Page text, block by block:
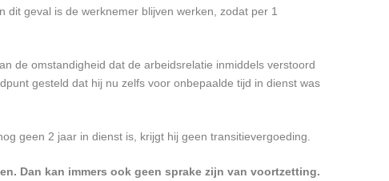
geval is de werknemer blijven werken, zodat per 1
de omstandigheid dat de arbeidsrelatie inmiddels verstoord
gesteld dat hij nu zelfs voor onbepaalde tijd in dienst was
geen 2 jaar in dienst is, krijgt hij geen transitievergoeding.
Dan kan immers ook geen sprake zijn van voortzetting.